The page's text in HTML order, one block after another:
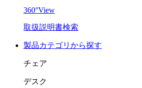
360°View
取扱説明書検索
製品カテゴリから探す
チェア
デスク